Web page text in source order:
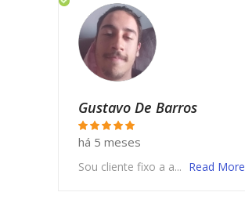
Gustavo De Barros
há 5 meses
Sou cliente fixo a a... Read More